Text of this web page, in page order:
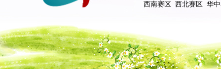
西南赛区 西北赛区 华